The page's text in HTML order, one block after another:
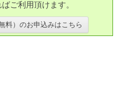
ご利用頂けます。